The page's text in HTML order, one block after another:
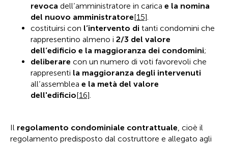
revoca dell’amministratore in carica e la nomina
del nuovo amministratore[15].
costituirsi con l’intervento di tanti condomini che
rappresentino almeno i 2/3 del valore
dell’edificio e la maggioranza dei condomini;
deliberare con un numero di voti favorevoli che
rappresenti la maggioranza degli intervenuti
all’assemblea e la metà del valore
dell'edificio[16].
Il regolamento condominiale contrattuale, cioè il
regolamento predisposto dal costruttore e allegato agli